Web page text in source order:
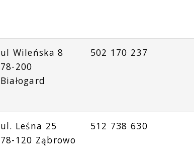
ul Wileńska 8
78-200
Białogard
502 170 237
ul. Leśna 25
78-120 Ząbrowo
512 738 630